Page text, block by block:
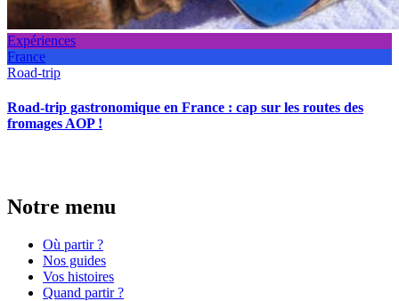
Expériences
France
Road-trip
Road-trip gastronomique en France : cap sur les routes des
fromages AOP !
Notre menu
Où partir ?
Nos guides
Vos histoires
Quand partir ?